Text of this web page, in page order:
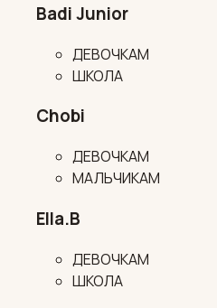
Badi Junior
ДЕВОЧКАМ
ШКОЛА
Chobi
ДЕВОЧКАМ
МАЛЬЧИКАМ
Ella.B
ДЕВОЧКАМ
ШКОЛА